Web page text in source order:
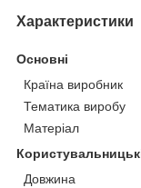
Характеристики
Основні
Країна виробник
Тематика виробу
Матеріал
Довжина